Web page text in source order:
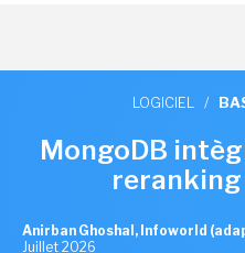
LOGICIEL /
MongoDB
Anirban Ghoshal, Infoworld
Juillet 2026